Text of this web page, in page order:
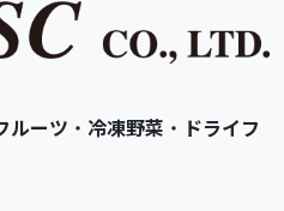
ルーツ ・ 冷凍野菜 ・ ドライフ